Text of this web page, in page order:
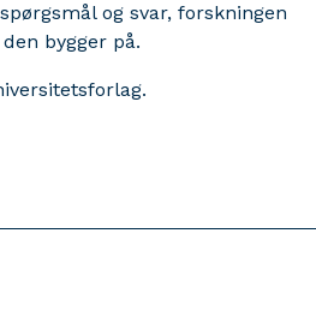
og svar, forskningen
bygger på.